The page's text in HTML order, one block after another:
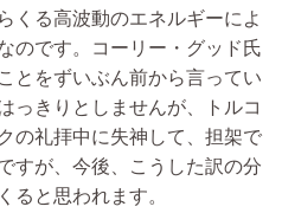
くる高波動のエネルギーによ
のです。コーリー・グッド氏
とをずいぶん前から言ってい
っきりとしませんが、トルコ
の礼拝中に失神して、担架で
すが、今後、こうした訳の分
ると思われます。